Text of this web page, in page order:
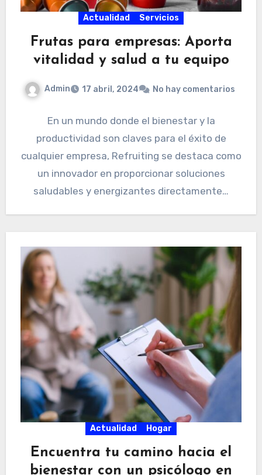
Actualidad Servicios
Frutas para empresas: Aporta
vitalidad y salud a tu equipo
Admin 17 abril, 2024 No hay comentarios
En un mundo donde el bienestar y la
productividad son claves para el éxito de
cualquier empresa, Refruiting se destaca como
un innovador en proporcionar soluciones
saludables y energizantes directamente…
Actualidad Hogar
Encuentra tu camino hacia el
bienestar con un psicólogo en